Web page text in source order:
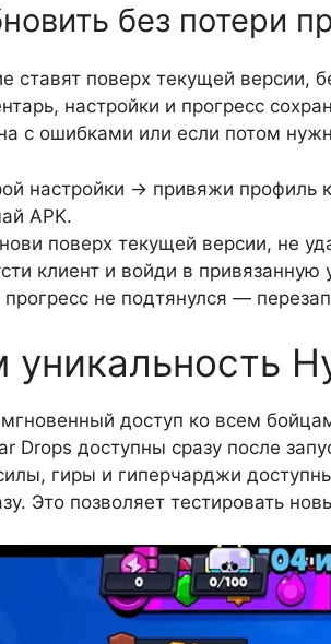
без потери
ставят поверх текущей версии,
настройки и прогресс
с ошибками или если потом
настройки → привяжи профиль
APK.
поверх текущей версии, не
клиент и войди в привязанную
прогресс не подтянулся —
уникальность
доступ ко всем
Drops доступны сразу после
гиры и гиперчарджи
Это позволяет тестировать